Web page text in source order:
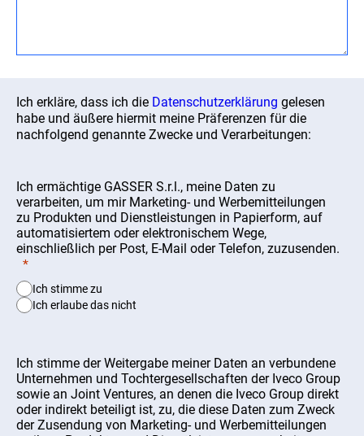
Ich erkläre, dass ich die Datenschutzerklärung gelesen
habe und äußere hiermit meine Präferenzen für die
nachfolgend genannte Zwecke und Verarbeitungen:
Ich ermächtige GASSER S.r.l., meine Daten zu
verarbeiten, um mir Marketing- und Werbemitteilungen
zu Produkten und Dienstleistungen in Papierform, auf
automatisiertem oder elektronischem Wege,
einschließlich per Post, E-Mail oder Telefon, zuzusenden.
Ich stimme zu
Ich erlaube das nicht
Ich stimme der Weitergabe meiner Daten an verbundene
Unternehmen und Tochtergesellschaften der Iveco Group
sowie an Joint Ventures, an denen die Iveco Group direkt
oder indirekt beteiligt ist, zu, die diese Daten zum Zweck
der Zusendung von Marketing- und Werbemitteilungen